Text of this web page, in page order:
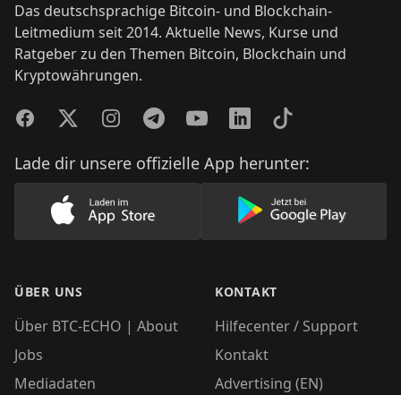
Das deutschsprachige Bitcoin- und Blockchain-
Leitmedium seit 2014. Aktuelle News, Kurse und
Ratgeber zu den Themen Bitcoin, Blockchain und
Kryptowährungen.
FacebookTwitterInstagramTelegramYouTubeLinkedInTikTok
Lade dir unsere offizielle App herunter:
Lade unsere App im AppStore herunter
Lade unsere
ÜBER UNS
Über BTC-ECHO | About
Jobs
Mediadaten
KONTAKT
Hilfecenter / Support
Kontakt
Advertising (EN)